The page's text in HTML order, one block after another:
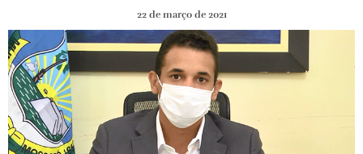
22 de março de 2021